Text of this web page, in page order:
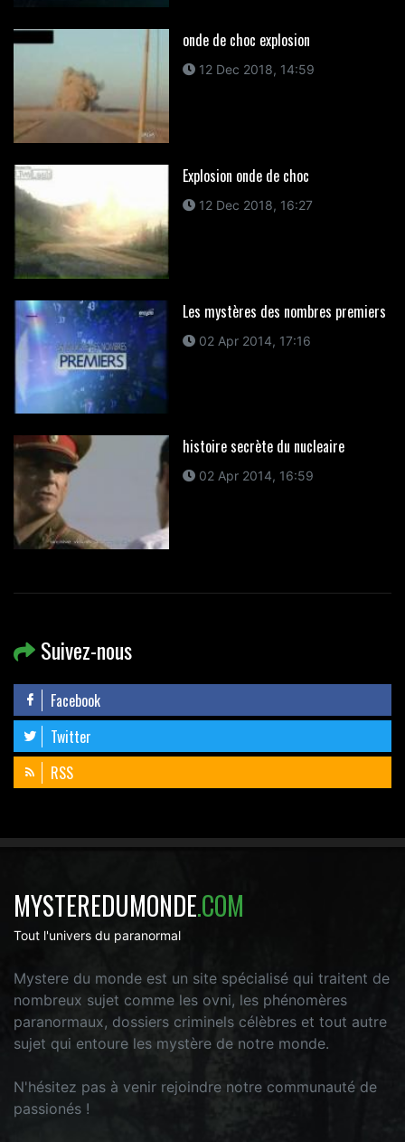
onde de choc explosion
12 Dec 2018, 14:59
Explosion onde de choc
12 Dec 2018, 16:27
Les mystères des nombres premiers
02 Apr 2014, 17:16
histoire secrète du nucleaire
02 Apr 2014, 16:59
Suivez-nous
Facebook
Twitter
RSS
MYSTEREDUMONDE.COM
Tout l'univers du paranormal
Mystere du monde est un site spécialisé qui traitent de
nombreux sujet comme les ovni, les phénomères
paranormaux, dossiers criminels célèbres et tout autre
sujet qui entoure les mystère de notre monde.
N'hésitez pas à venir rejoindre notre communauté de
passionés !